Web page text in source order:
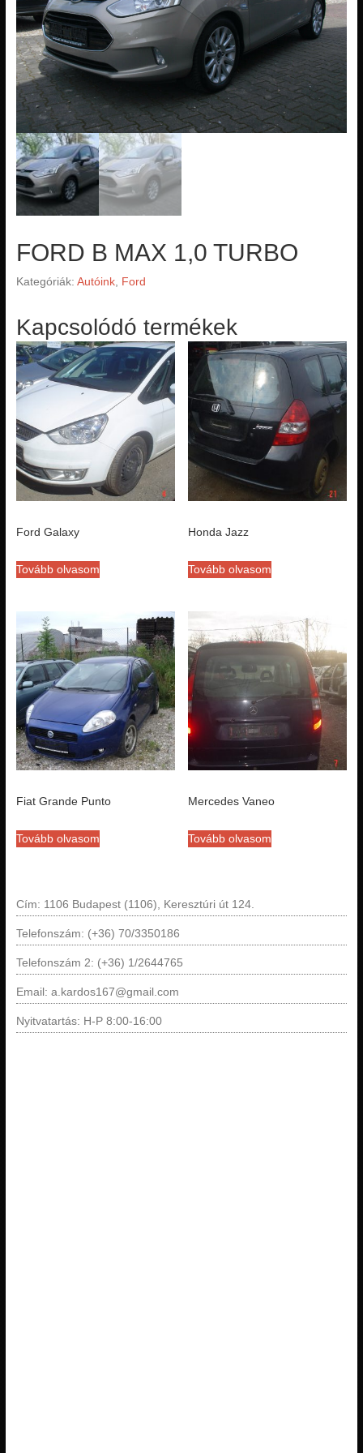
FORD B MAX 1,0 TURBO
Kategóriák: Autóink, Ford
Kapcsolódó termékek
Ford Galaxy
Tovább olvasom
Honda Jazz
Tovább olvasom
Fiat Grande Punto
Tovább olvasom
Mercedes Vaneo
Tovább olvasom
Cím: 1106 Budapest (1106), Keresztúri út 124.
Telefonszám: (+36) 70/3350186
Telefonszám 2: (+36) 1/2644765
Email: a.kardos167@gmail.com
Nyitvatartás: H-P 8:00-16:00